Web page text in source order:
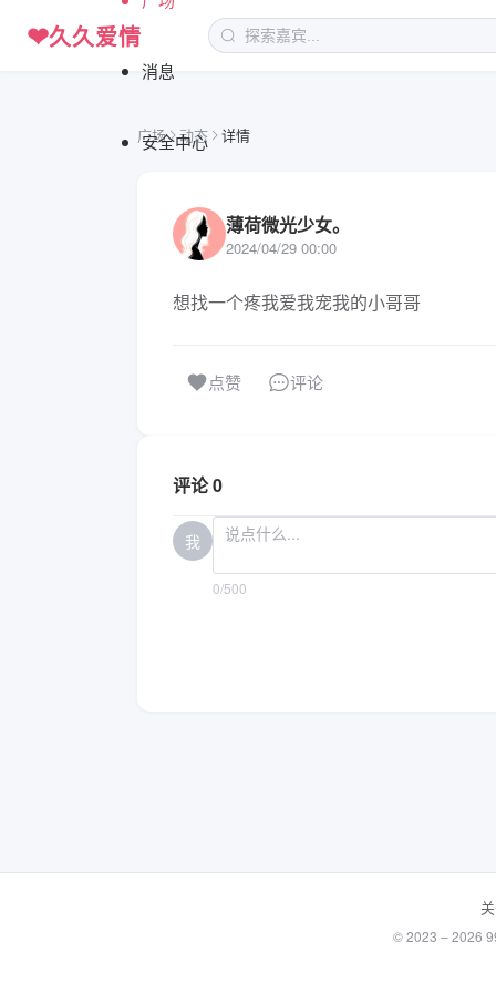
❤久久爱情
消息
安全中心
广场 动态 详情
薄荷微光少女。
2024/04/29 00:00
想找一个疼我爱我宠我的小哥哥
点赞 评论
评论 0
我
0/500
© 2023 – 2026